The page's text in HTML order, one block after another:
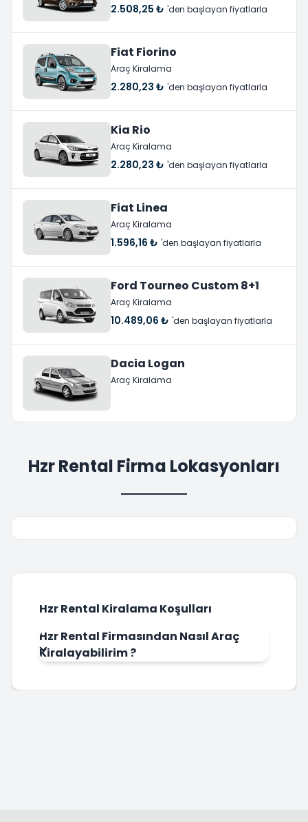
2.508,25 ₺ 'den başlayan fiyatlarla
Fiat Fiorino
Araç Kiralama
2.280,23 ₺ 'den başlayan fiyatlarla
Kia Rio
Araç Kiralama
2.280,23 ₺ 'den başlayan fiyatlarla
Fiat Linea
Araç Kiralama
1.596,16 ₺ 'den başlayan fiyatlarla
Ford Tourneo Custom 8+1
Araç Kiralama
10.489,06 ₺ 'den başlayan fiyatlarla
Dacia Logan
Araç Kiralama
Hzr Rental Firma Lokasyonları
Hzr Rental Kiralama Koşulları
Hzr Rental Firmasından Nasıl Araç
Kiralayabilirim ?